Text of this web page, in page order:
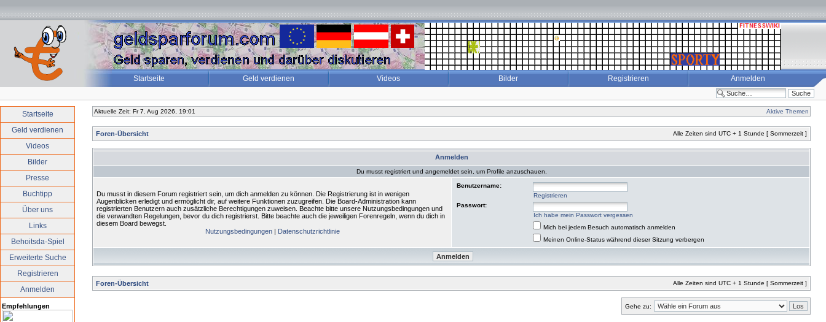
Startseite Geld verdienen Videos Bilder Registrieren Anmelden
Startseite
Geld verdienen
Videos
Bilder
Presse
Buchtipp
Über uns
Links
Behoitsda-Spiel
Erweiterte Suche
Registrieren
Anmelden
Empfehlungen
Aktuelle Zeit: Fr 7. Aug 2026, 19:01 Aktive Themen
Foren-Übersicht Alle Zeiten sind UTC + 1 Stunde [ Sommerzeit ]
Anmelden
Du musst registriert und angemeldet sein, um Profile anzuschauen.
Du musst in diesem Forum registriert sein, um dich anmelden zu können. Die Registrierung ist in wenigen
Augenblicken erledigt und ermöglicht dir, auf weitere Funktionen zuzugreifen. Die Board-Administration kann
registrierten Benutzern auch zusätzliche Berechtigungen zuweisen. Beachte bitte unsere Nutzungsbedingungen und
die verwandten Regelungen, bevor du dich registrierst. Bitte beachte auch die jeweiligen Forenregeln, wenn du dich in
diesem Board bewegst.
Nutzungsbedingungen| Datenschutzrichtlinie
Benutzername:
Registrieren
Passwort:
Ich habe mein Passwort vergessen
Mich bei jedem Besuch automatisch anmelden
Meinen Online-Status während dieser Sitzung verbergen
Foren-Übersicht Alle Zeiten sind UTC + 1 Stunde [ Sommerzeit ]
Gehe zu: